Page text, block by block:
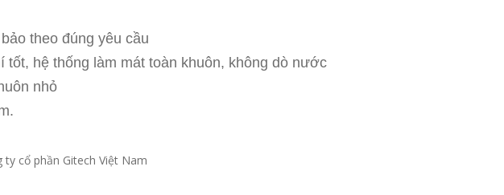
theo đúng yêu cầu
tốt, hệ thống làm mát toàn khuôn, không dò nước
nhỏ
ty cổ phần Gitech Việt Nam